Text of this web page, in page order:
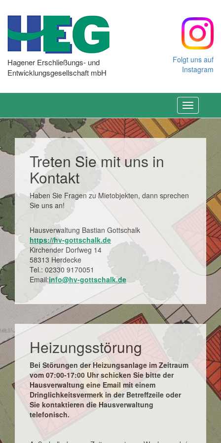
Hagener Erschließungs- und
Entwicklungsgesellschaft mbH
Folgt uns auf
Instagram
Toggle
navigation
Treten Sie mit uns in
Kontakt
Haben Sie Fragen zu Mietobjekten, dann sprechen
Sie uns an!
Hausverwaltung Bastian Gottschalk
https://hv-gottschalk.de
Kirchender Dorfweg 14
58313 Herdecke
Tel.: 02330 9170051
Email:info@hv-gottschalk.de
Heizungsstörung
Bei Störungen der Heizungsanlage im Zeitraum
vom 07:00-17:00 Uhr schicken Sie bitte der
Hausverwaltung eine Email mit einem
Dringlichkeitsvermerk in der Betreffzeile oder
Sie kontaktieren die Hausverwaltung
telefonisch.